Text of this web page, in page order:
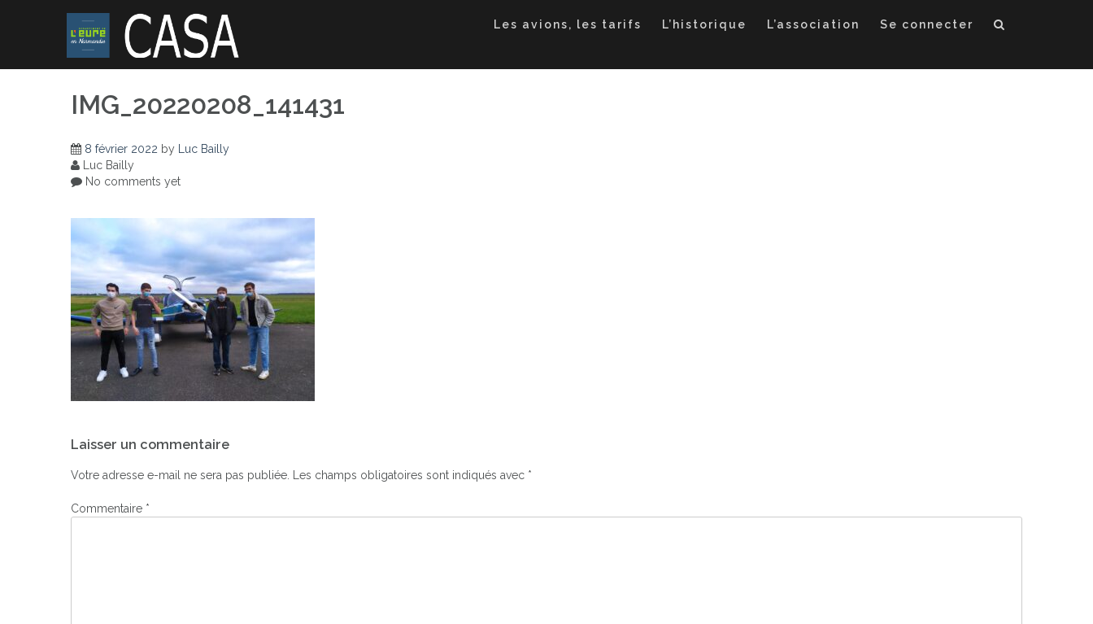
Les avions, les tarifs L’historique L’association Se connecter
IMG_20220208_141431
8 février 2022 by
Luc Bailly
Luc Bailly
No comments yet
de
l’article
Laisser un commentaire
Votre adresse e-mail ne sera pas publiée. Les champs obligatoires sont indiqués avec *
Commentaire *